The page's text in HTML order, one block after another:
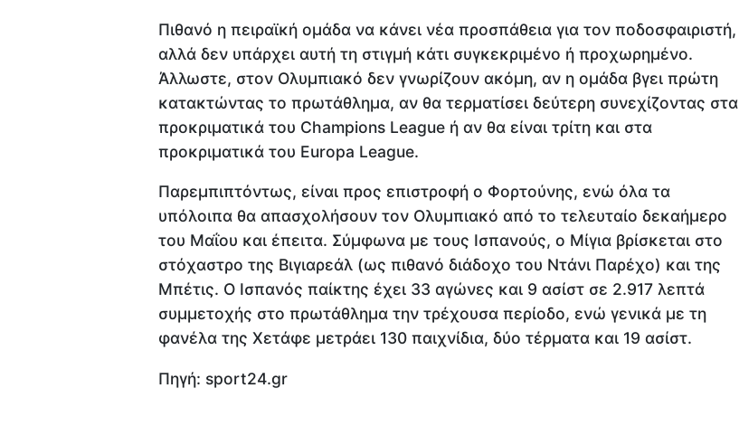
Πιθανό η πειραϊκή ομάδα να κάνει νέα προσπάθεια για τον ποδοσφαιριστή,
αλλά δεν υπάρχει αυτή τη στιγμή κάτι συγκεκριμένο ή προχωρημένο.
Άλλωστε, στον Ολυμπιακό δεν γνωρίζουν ακόμη, αν η ομάδα βγει πρώτη
κατακτώντας το πρωτάθλημα, αν θα τερματίσει δεύτερη συνεχίζοντας στα
προκριματικά του Champions League ή αν θα είναι τρίτη και στα
προκριματικά του Europa League.
Παρεμπιπτόντως, είναι προς επιστροφή ο Φορτούνης, ενώ όλα τα
υπόλοιπα θα απασχολήσουν τον Ολυμπιακό από το τελευταίο δεκαήμερο
του Μαΐου και έπειτα. Σύμφωνα με τους Ισπανούς, ο Μίγια βρίσκεται στο
στόχαστρο της Βιγιαρεάλ (ως πιθανό διάδοχο του Ντάνι Παρέχο) και της
Μπέτις. Ο Ισπανός παίκτης έχει 33 αγώνες και 9 ασίστ σε 2.917 λεπτά
συμμετοχής στο πρωτάθλημα την τρέχουσα περίοδο, ενώ γενικά με τη
φανέλα της Χετάφε μετράει 130 παιχνίδια, δύο τέρματα και 19 ασίστ.
Πηγή: sport24.gr